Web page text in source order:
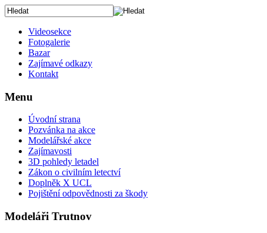
Videosekce
Fotogalerie
Bazar
Zajímavé odkazy
Kontakt
Menu
Úvodní strana
Pozvánka na akce
Modelářské akce
Zajímavosti
3D pohledy letadel
Zákon o civilním letectví
Doplněk X UCL
Pojištění odpovědnosti za škody
Modeláři Trutnov